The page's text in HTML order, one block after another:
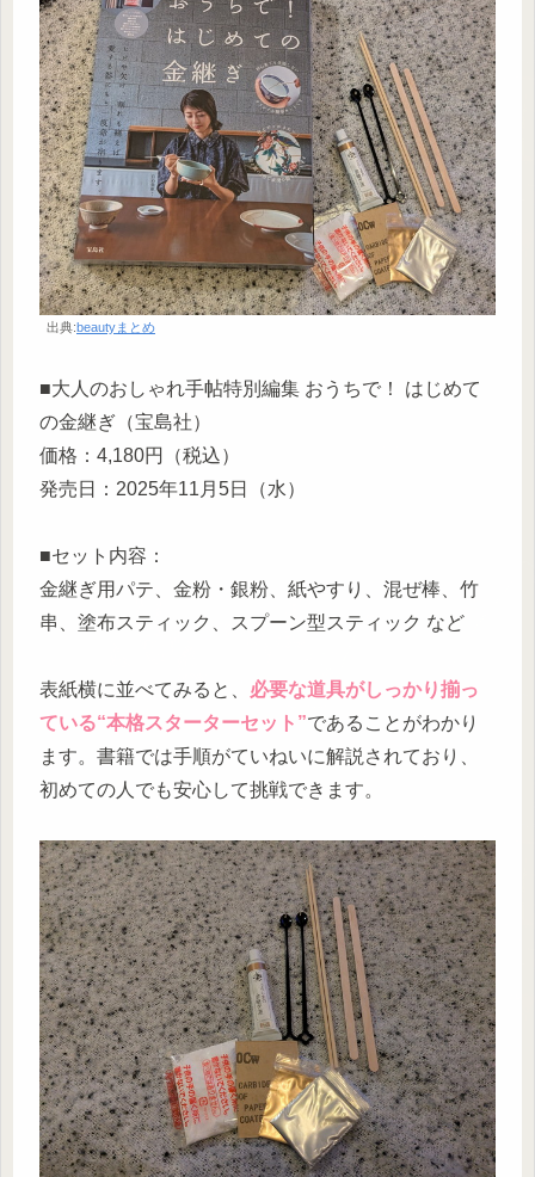
出典:beautyまとめ
■大人のおしゃれ手帖特別編集 おうちで！ はじめて
の金継ぎ（宝島社）
価格：4,180円（税込）
発売日：2025年11月5日（水）
■セット内容：
金継ぎ用パテ、金粉・銀粉、紙やすり、混ぜ棒、竹
串、塗布スティック、スプーン型スティック など
表紙横に並べてみると、 必要な道具がしっかり揃っ
ている“本格スターターセット”であることがわかり
ます。書籍では手順がていねいに解説されており、
初めての人でも安心して挑戦できます。